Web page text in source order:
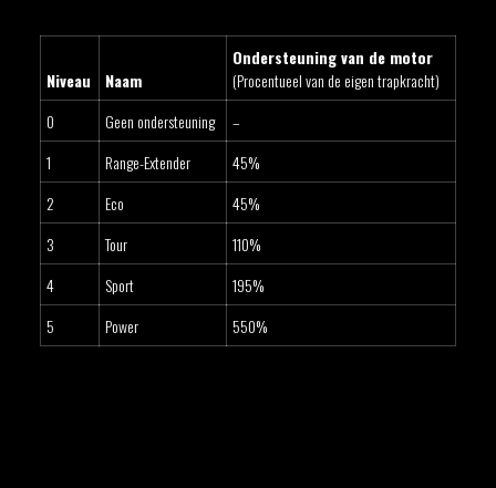
Niveau Naam
Ondersteuning van de motor
(Procentueel van de eigen trapkracht)
0
Geen ondersteuning
–
1
Range-Extender
45%
2
Eco
45%
3
Tour
110%
4
Sport
195%
5
Power 550%